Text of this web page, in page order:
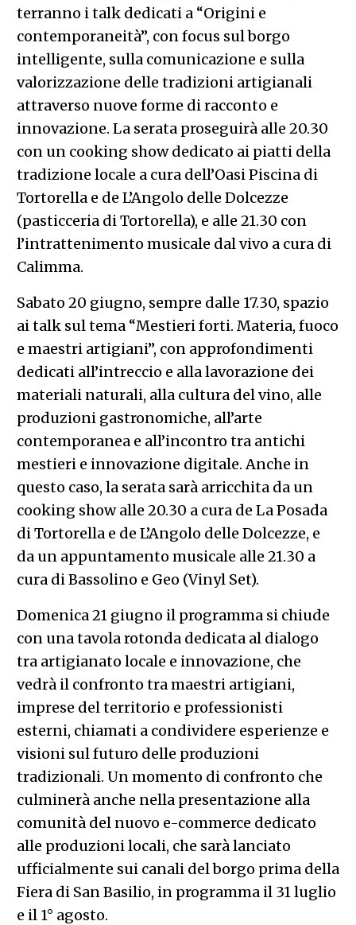
terranno i talk dedicati a “Origini e
contemporaneità”, con focus sul borgo
intelligente, sulla comunicazione e sulla
valorizzazione delle tradizioni artigianali
attraverso nuove forme di racconto e
innovazione. La serata proseguirà alle 20.30
con un cooking show dedicato ai piatti della
tradizione locale a cura dell’Oasi Piscina di
Tortorella e de L’Angolo delle Dolcezze
(pasticceria di Tortorella), e alle 21.30 con
l’intrattenimento musicale dal vivo a cura di
Calimma.
Sabato 20 giugno, sempre dalle 17.30, spazio
ai talk sul tema “Mestieri forti. Materia, fuoco
e maestri artigiani”, con approfondimenti
dedicati all’intreccio e alla lavorazione dei
materiali naturali, alla cultura del vino, alle
produzioni gastronomiche, all’arte
contemporanea e all’incontro tra antichi
mestieri e innovazione digitale. Anche in
questo caso, la serata sarà arricchita da un
cooking show alle 20.30 a cura de La Posada
di Tortorella e de L’Angolo delle Dolcezze, e
da un appuntamento musicale alle 21.30 a
cura di Bassolino e Geo (Vinyl Set).
Domenica 21 giugno il programma si chiude
con una tavola rotonda dedicata al dialogo
tra artigianato locale e innovazione, che
vedrà il confronto tra maestri artigiani,
imprese del territorio e professionisti
esterni, chiamati a condividere esperienze e
visioni sul futuro delle produzioni
tradizionali. Un momento di confronto che
culminerà anche nella presentazione alla
comunità del nuovo e-commerce dedicato
alle produzioni locali, che sarà lanciato
ufficialmente sui canali del borgo prima della
Fiera di San Basilio, in programma il 31 luglio
e il 1° agosto.